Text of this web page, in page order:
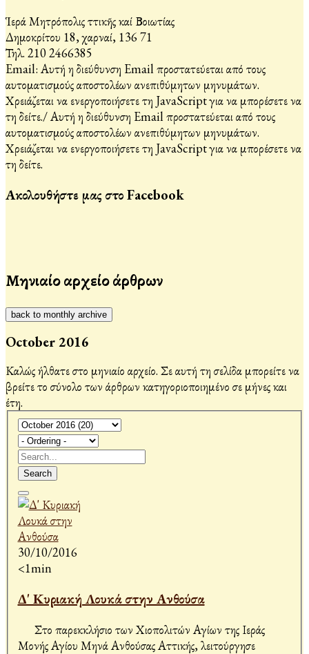
Ἱερά Μητρόπολις Ἀττικῆς καί Βοιωτίας
Δημοκρίτου 18, Ἀχαρναί, 136 71
Τηλ. 210 2466385
Email: Αυτή η διεύθυνση Email προστατεύεται από τους
αυτοματισμούς αποστολέων ανεπιθύμητων μηνυμάτων.
Χρειάζεται να ενεργοποιήσετε τη JavaScript για να μπορέσετε να
τη δείτε./Αυτή η διεύθυνση Email προστατεύεται από τους
αυτοματισμούς αποστολέων ανεπιθύμητων μηνυμάτων.
Χρειάζεται να ενεργοποιήσετε τη JavaScript για να μπορέσετε να
τη δείτε.
Ακολουθήστε μας στο Facebook
Μηνιαίο αρχείο άρθρων
back to monthly archive
October 2016
Καλώς ήλθατε στο μηνιαίο αρχείο. Σε αυτή τη σελίδα μπορείτε να
βρείτε το σύνολο των άρθρων κατηγοριοποιημένο σε μήνες και
έτη.
Search
30/10/2016
<1min
Δ' Κυριακή Λουκά στην Ανθούσα
Στο παρεκκλήσιο των Χιοπολιτών Αγίων της Ιεράς
Μονής Αγίου Μηνά Ανθούσας Αττικής, λειτούργησε